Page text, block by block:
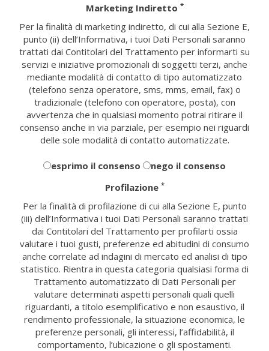
Marketing Indiretto *
Per la finalità di marketing indiretto, di cui alla Sezione E,
punto (ii) dell’Informativa, i tuoi Dati Personali saranno
trattati dai Contitolari del Trattamento per informarti su
servizi e iniziative promozionali di soggetti terzi, anche
mediante modalità di contatto di tipo automatizzato
(telefono senza operatore, sms, mms, email, fax) o
tradizionale (telefono con operatore, posta), con
avvertenza che in qualsiasi momento potrai ritirare il
consenso anche in via parziale, per esempio nei riguardi
delle sole modalità di contatto automatizzate.
esprimo il consenso
nego il consenso
Profilazione *
Per la finalità di profilazione di cui alla Sezione E, punto
(iii) dell’Informativa i tuoi Dati Personali saranno trattati
dai Contitolari del Trattamento per profilarti ossia
valutare i tuoi gusti, preferenze ed abitudini di consumo
anche correlate ad indagini di mercato ed analisi di tipo
statistico. Rientra in questa categoria qualsiasi forma di
Trattamento automatizzato di Dati Personali per
valutare determinati aspetti personali quali quelli
riguardanti, a titolo esemplificativo e non esaustivo, il
rendimento professionale, la situazione economica, le
preferenze personali, gli interessi, l’affidabilità, il
comportamento, l’ubicazione o gli spostamenti.